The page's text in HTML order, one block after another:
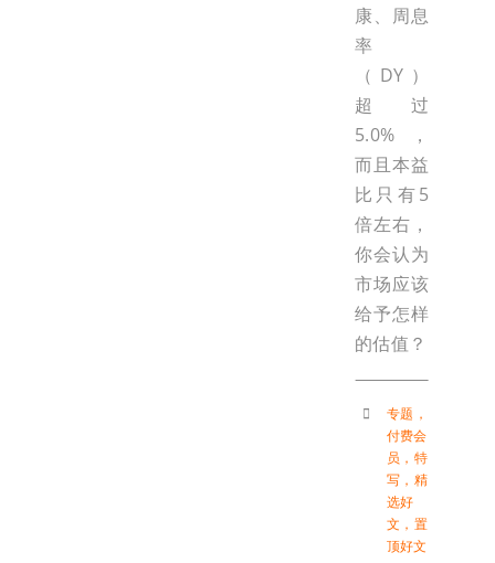
康、周息
率
（DY）
超过
5.0%，
而且本益
比只有5
倍左右，
你会认为
市场应该
给予怎样
的估值？
专题 ，
付费会
员 ， 特
写 ， 精
选好
文 ， 置
顶好文